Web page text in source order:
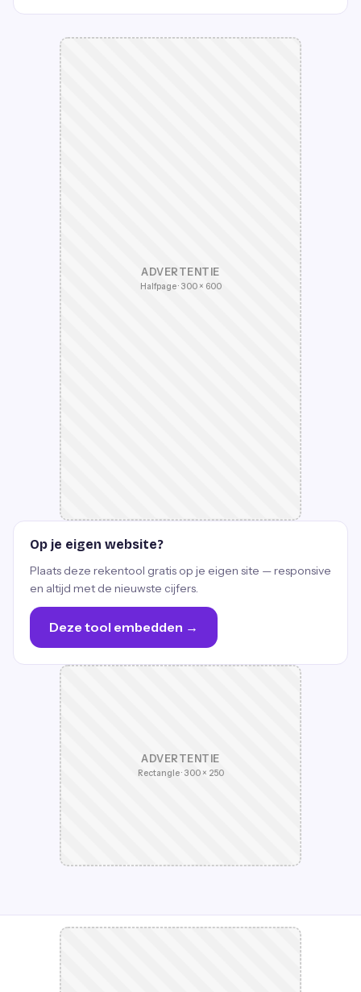
ADVERTENTIE
Halfpage · 300 × 600
Op je eigen website?
Plaats deze rekentool gratis op je eigen site — responsive
en altijd met de nieuwste cijfers.
Deze tool embedden →
ADVERTENTIE
Rectangle · 300 × 250